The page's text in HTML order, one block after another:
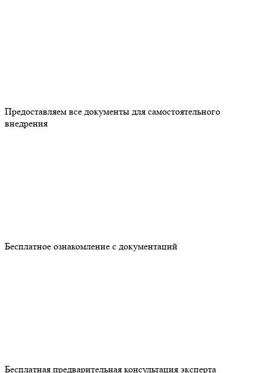
Предоставляем все документы для самостоятельного
внедрения
Бесплатное ознакомление с документаций
Бесплатная предварительная консультация эксперта